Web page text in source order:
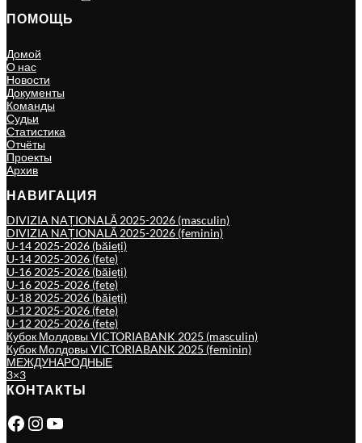
ПОМОЩЬ
Домой
О нас
Новости
Документы
Команды
Судьи
Статистика
Отчёты
Проекты
Архив
НАВИГАЦИЯ
DIVIZIA NAȚIONALĂ 2025-2026 (masculin)
DIVIZIA NAȚIONALĂ 2025-2026 (feminin)
U-14 2025-2026 (băieți)
U-14 2025-2026 (fete)
U-16 2025-2026 (băieți)
U-16 2025-2026 (fete)
U-18 2025-2026 (băieți)
U-12 2025-2026 (fete)
U-12 2025-2026 (fete)
Кубок Молдовы VICTORIABANK 2025 (masculin)
Кубок Молдовы VICTORIABANK 2025 (feminin)
МЕЖДУНАРОДНЫЕ
3×3
КОНТАКТЫ
Facebook Instagram YouTube